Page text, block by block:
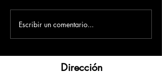
Escribir un comentario...
Dirección